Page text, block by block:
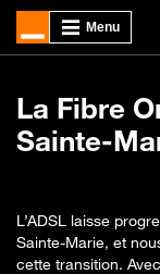
La Fibre
Sainte-
L’ADSL laisse
Sainte-Marie, et
cette transition.